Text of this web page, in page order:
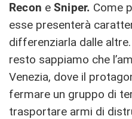
Recon e Sniper. Come
esse presenterà
differenziarla dalle
resto sappiamo che
Venezia, dove il
fermare un gruppo di
trasportare armi di